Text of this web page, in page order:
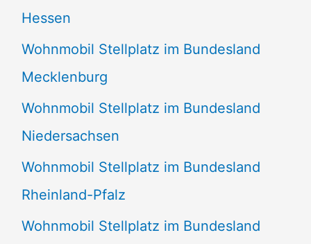
Hessen
Wohnmobil Stellplatz im Bundesland
Mecklenburg
Wohnmobil Stellplatz im Bundesland
Niedersachsen
Wohnmobil Stellplatz im Bundesland
Rheinland-Pfalz
Wohnmobil Stellplatz im Bundesland